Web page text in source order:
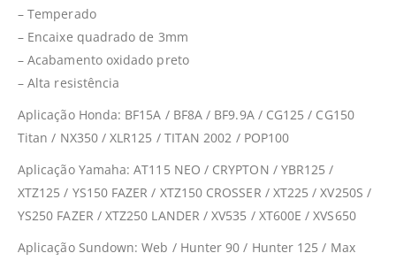
– Temperado
– Encaixe quadrado de 3mm
– Acabamento oxidado preto
– Alta resistência
Aplicação Honda: BF15A / BF8A / BF9.9A / CG125 / CG150
Titan / NX350 / XLR125 / TITAN 2002 / POP100
Aplicação Yamaha: AT115 NEO / CRYPTON / YBR125 /
XTZ125 / YS150 FAZER / XTZ150 CROSSER / XT225 / XV250S /
YS250 FAZER / XTZ250 LANDER / XV535 / XT600E / XVS650
Aplicação Sundown: Web / Hunter 90 / Hunter 125 / Max